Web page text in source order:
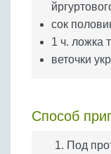
сок
1 ч. ложка
веточки
Способ
Под